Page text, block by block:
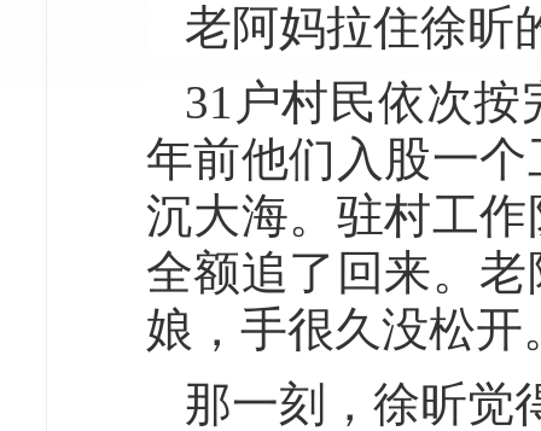
老阿妈拉住徐昕
31户村民依次
年前他们入股一
沉大海。驻村工
全额追了回来。
娘，手很久没松开
那一刻，徐昕觉